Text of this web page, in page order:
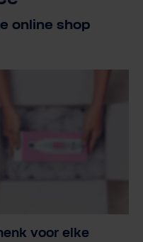
online shop
voor elke